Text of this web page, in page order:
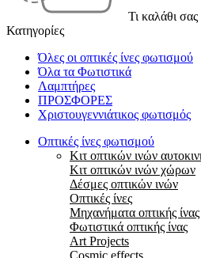
Τι καλάθι σας
Κατηγορίες
Όλες οι οπτικές ίνες φωτισμού
Όλα τα Φωτιστικά
Λαμπτήρες
ΠΡΟΣΦΟΡΕΣ
Χριστουγεννιάτικος φωτισμός
Οπτικές ίνες φωτισμού
Κιτ οπτικών ινών
Κιτ οπτικών ινών χώρων
Δέσμες οπτικών ινών
Οπτικές ίνες
Μηχανήματα οπτικής ίνας
Φωτιστικά οπτικής ίνας
Art Projects
Cosmic effects